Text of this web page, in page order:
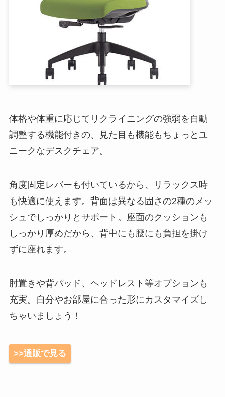
体格や体重に応じてリクライニングの強弱を自動
調整する機能付きの、見た目も機能もちょっとユ
ニークなデスクチェア。
角度固定レバーも付いているから、リラックス時
も快適に使えます。背面は異なる固さの2種のメッ
シュでしっかりとサポート。座面のクッションも
しっかり厚めだから、背中にも腰にも負担を掛け
ずに座れます。
肘置きや背パッド、ヘッドレスト等オプションも
充実。自分やお部屋に合った形にカスタマイズし
ちゃいましょう！
>>通販で見る